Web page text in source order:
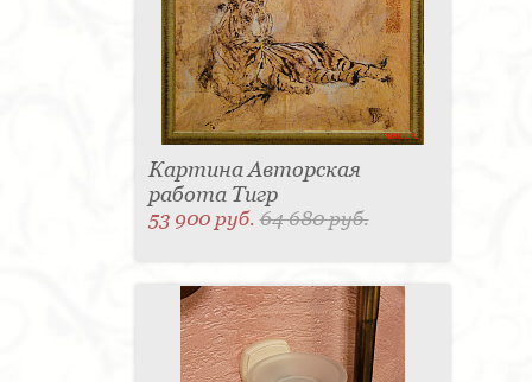
Картина Авторская
работа Тигр
53 900 руб.64 680 руб.